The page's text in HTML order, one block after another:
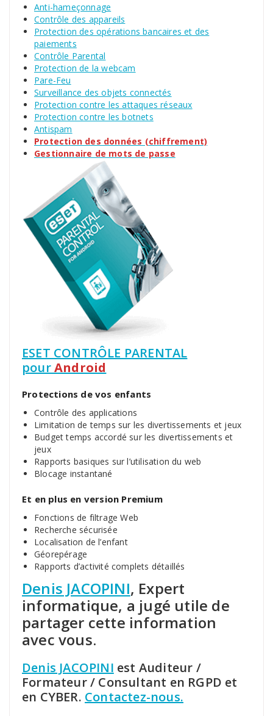
Anti-hameçonnage
Contrôle des appareils
Protection des opérations bancaires et des
paiements
Contrôle Parental
Protection de la webcam
Pare-Feu
Surveillance des objets connectés
Protection contre les attaques réseaux
Protection contre les botnets
Antispam
Protection des données (chiffrement)
Gestionnaire de mots de passe
ESET CONTRÔLE PARENTAL
pourAndroid
Protections de vos enfants
Contrôle des applications
Limitation de temps sur les divertissements et jeux
Budget temps accordé sur les divertissements et
jeux
Rapports basiques sur l’utilisation du web
Blocage instantané
Et en plus en version Premium
Fonctions de filtrage Web
Recherche sécurisée
Localisation de l’enfant
Géorepérage
Rapports d’activité complets détaillés
Denis JACOPINI, Expert
informatique, a jugé utile de
partager cette information
avec vous.
Denis JACOPINI est Auditeur /
Formateur / Consultant en RGPD et
en CYBER. Contactez-nous.